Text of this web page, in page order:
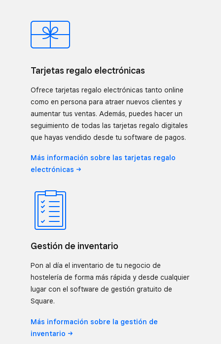
Tarjetas regalo electrónicas
Ofrece tarjetas regalo electrónicas tanto online
como en persona para atraer nuevos clientes y
aumentar tus ventas. Además, puedes hacer un
seguimiento de todas las tarjetas regalo digitales
que hayas vendido desde tu software de pagos.
Más información sobre las tarjetas regalo
electrónicas
Gestión de inventario
Pon al día el inventario de tu negocio de
hostelería de forma más rápida y desde cualquier
lugar con el software de gestión gratuito de
Square.
Más información sobre la gestión de
inventario